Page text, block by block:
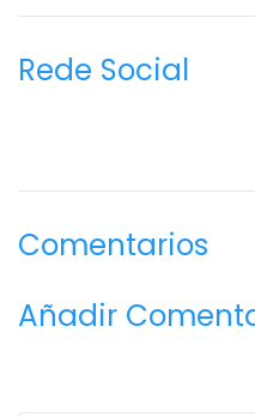
Rede Social
Comentarios
Añadir